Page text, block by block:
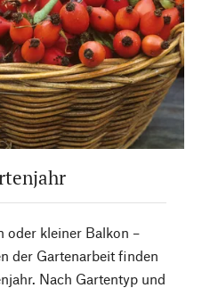
oder kleiner Balkon –
der Gartenarbeit finden
Nach Gartentyp und